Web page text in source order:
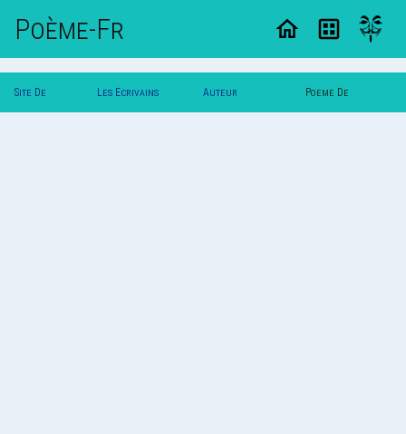
Poème-Fr
Site De Les Ecrivains Auteur Poeme De